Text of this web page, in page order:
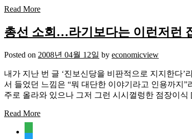
Read More
총선 소회…라기보다는 이런저런
Posted on 2008년 04월 12일 by economicview
내가 지난 번 글 ‘진보신당을 비판적으로 지지한다
서 들었던 느낌은 “뭐 대단한 이야기라고 인용까지”
주로 올라와 있으나 그저 그런 시시껄렁한 점장이
Read More